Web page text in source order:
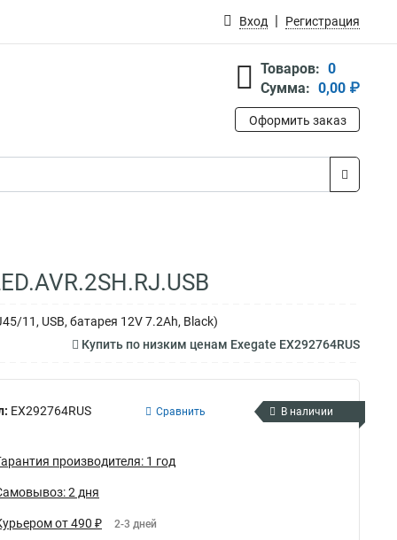
Вход Регистрация
Товаров: 0
Сумма: 0,00 ₽
Оформить заказ
11, USB, батарея 12V 7.2Ah, Black)
Купить по низким ценам Exegate EX292764RUS
EX292764RUS Сравнить В наличии
производителя: 1 год
2 дня
от 490 ₽ 2-3 дней